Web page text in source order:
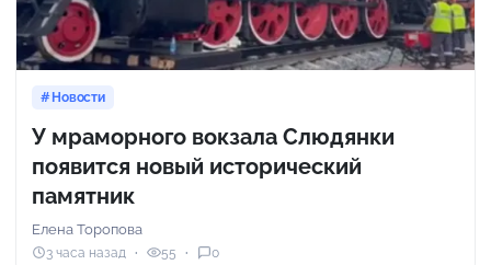
Новости
У мраморного вокзала Слюдянки
появится новый исторический
памятник
Елена Торопова
3 часа назад 55 0